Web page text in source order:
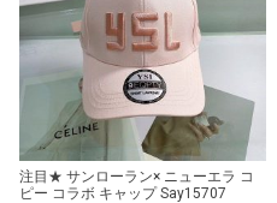
注目★ サンローラン× ニューエラ コ
ピー コラボ キャップ Say15707